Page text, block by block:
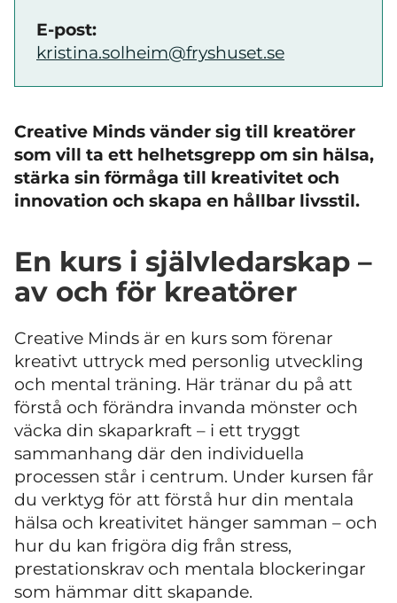
E-post:
kristina.solheim@fryshuset.se
Creative Minds vänder sig till kreatörer
som vill ta ett helhetsgrepp om sin hälsa,
stärka sin förmåga till kreativitet och
innovation och skapa en hållbar livsstil.
En kurs i självledarskap –
av och för kreatörer
Creative Minds är en kurs som förenar
kreativt uttryck med personlig utveckling
och mental träning. Här tränar du på att
förstå och förändra invanda mönster och
väcka din skaparkraft – i ett tryggt
sammanhang där den individuella
processen står i centrum. Under kursen får
du verktyg för att förstå hur din mentala
hälsa och kreativitet hänger samman – och
hur du kan frigöra dig från stress,
prestationskrav och mentala blockeringar
som hämmar ditt skapande.